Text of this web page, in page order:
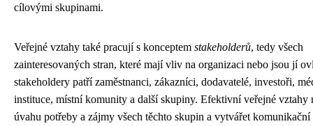
cílovými skupinami.
Veřejné vztahy také pracují s konceptem stakeholderů, tedy všech
zainteresovaných stran, které mají vliv na organizaci nebo jsou jí
stakeholdery patří zaměstnanci, zákazníci, dodavatelé, investoři,
instituce, místní komunity a další skupiny. Efektivní veřejné vztahy
úvahu potřeby a zájmy všech těchto skupin a vytvářet komunikační